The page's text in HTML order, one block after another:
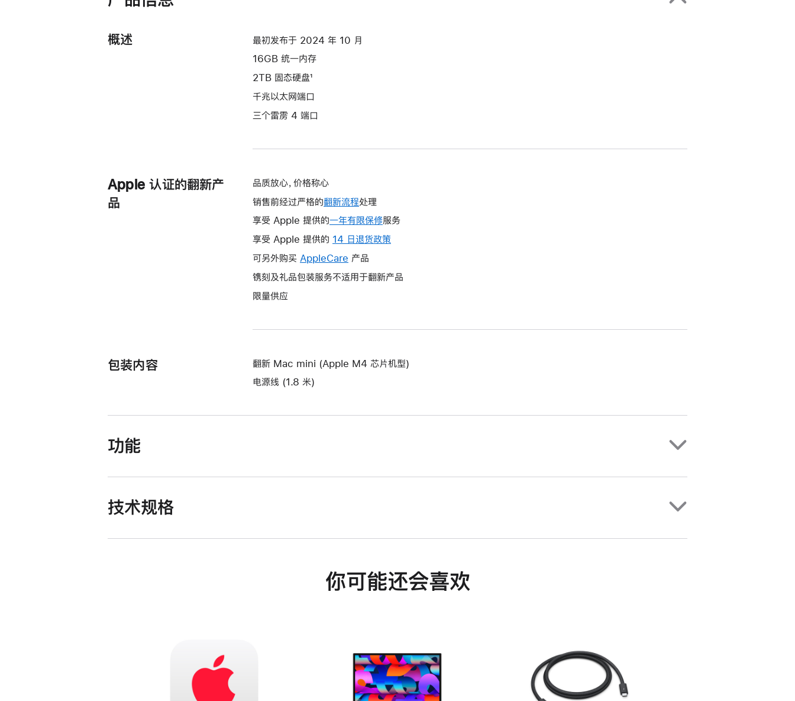
端
概述
最初发布于 2024 年 10 月
16GB 统一内存
2TB 固态硬盘¹
千兆以太网端口
三个雷雳 4 端口
Apple 认证的翻新产
品
品质放心，价格称心
销售前经过严格的翻新流程处理
享受 Apple 提供的一年有限保修此
操
打
服务
享受 Apple 提供的 14 日退货政策
将
新
窗
可另外购买 AppleCare 此
操
开
的
产品
镌刻及礼品包装服务不适用于翻新产品
限量供应
包装内容
翻新 Mac mini (Apple M4 芯片机型)
电源线 (1.8 米)
功能
技术规格
你可能还会喜欢